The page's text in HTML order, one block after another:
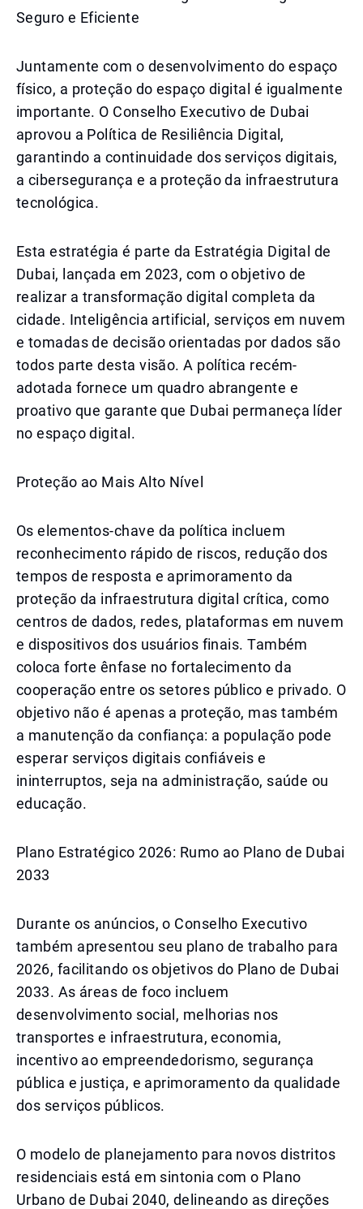
Seguro e Eficiente
Juntamente com o desenvolvimento do espaço
físico, a proteção do espaço digital é igualmente
importante. O Conselho Executivo de Dubai
aprovou a Política de Resiliência Digital,
garantindo a continuidade dos serviços digitais,
a cibersegurança e a proteção da infraestrutura
tecnológica.
Esta estratégia é parte da Estratégia Digital de
Dubai, lançada em 2023, com o objetivo de
realizar a transformação digital completa da
cidade. Inteligência artificial, serviços em nuvem
e tomadas de decisão orientadas por dados são
todos parte desta visão. A política recém-
adotada fornece um quadro abrangente e
proativo que garante que Dubai permaneça líder
no espaço digital.
Proteção ao Mais Alto Nível
Os elementos-chave da política incluem
reconhecimento rápido de riscos, redução dos
tempos de resposta e aprimoramento da
proteção da infraestrutura digital crítica, como
centros de dados, redes, plataformas em nuvem
e dispositivos dos usuários finais. Também
coloca forte ênfase no fortalecimento da
cooperação entre os setores público e privado. O
objetivo não é apenas a proteção, mas também
a manutenção da confiança: a população pode
esperar serviços digitais confiáveis e
ininterruptos, seja na administração, saúde ou
educação.
Plano Estratégico 2026: Rumo ao Plano de Dubai
2033
Durante os anúncios, o Conselho Executivo
também apresentou seu plano de trabalho para
2026, facilitando os objetivos do Plano de Dubai
2033. As áreas de foco incluem
desenvolvimento social, melhorias nos
transportes e infraestrutura, economia,
incentivo ao empreendedorismo, segurança
pública e justiça, e aprimoramento da qualidade
dos serviços públicos.
O modelo de planejamento para novos distritos
residenciais está em sintonia com o Plano
Urbano de Dubai 2040, delineando as direções